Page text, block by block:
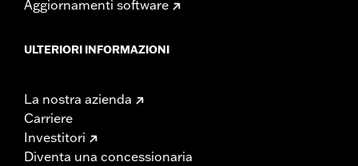
Aggiornamenti software
ULTERIORI INFORMAZIONI
La nostra azienda
Carriere
Investitori
Diventa una concessionaria